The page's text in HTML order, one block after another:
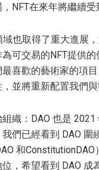
NFT在來年將繼續受
域也取得了重大進展
可交易的NFT提供
喜歡的藝術家的項
並將重新配置我們與
織：DAO 也是
們已經看到 DAO 圍
和
位，希望看到 DAO